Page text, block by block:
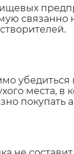
связанно
места, в
покупать